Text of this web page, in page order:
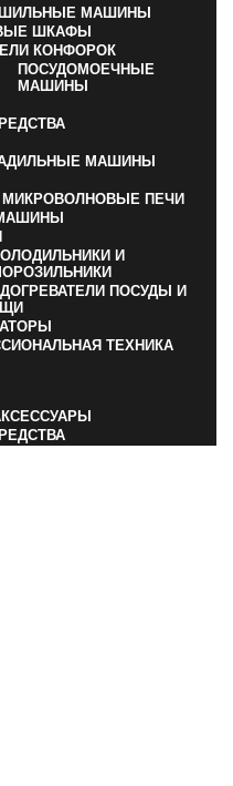
МАШИНЫ
ШКАФЫ
КОНФОРОК
ПОСУДОМОЕЧНЫЕ
МАШИНЫ
МАШИНЫ
МИКРОВОЛНОВЫЕ ПЕЧИ
И
ПОСУДЫ И
ТЕХНИКА